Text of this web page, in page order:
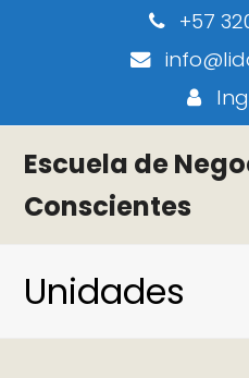
+57
Escuela de
Conscientes
Unidades